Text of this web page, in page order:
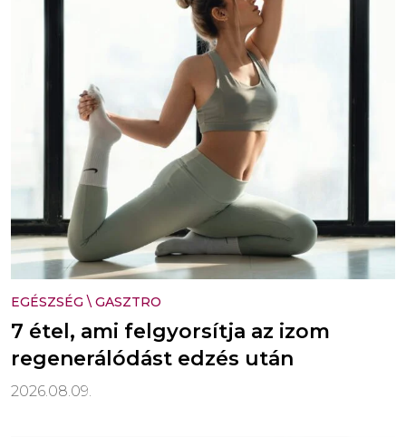
EGÉSZSÉG \ GASZTRO
7 étel, ami felgyorsítja az izom
regenerálódást edzés után
2026.08.09.